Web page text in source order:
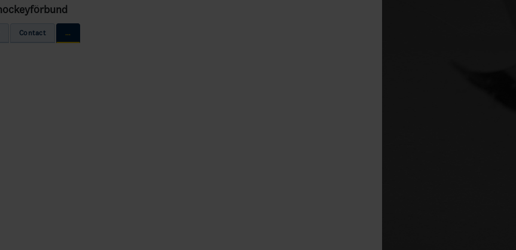
Contact ...